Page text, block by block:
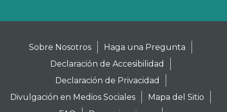
Sobre Nosotros
Haga una Pregunta
Declaración de Accesibilidad
Declaración de Privacidad
Divulgación en Medios Sociales
Mapa del Sitio